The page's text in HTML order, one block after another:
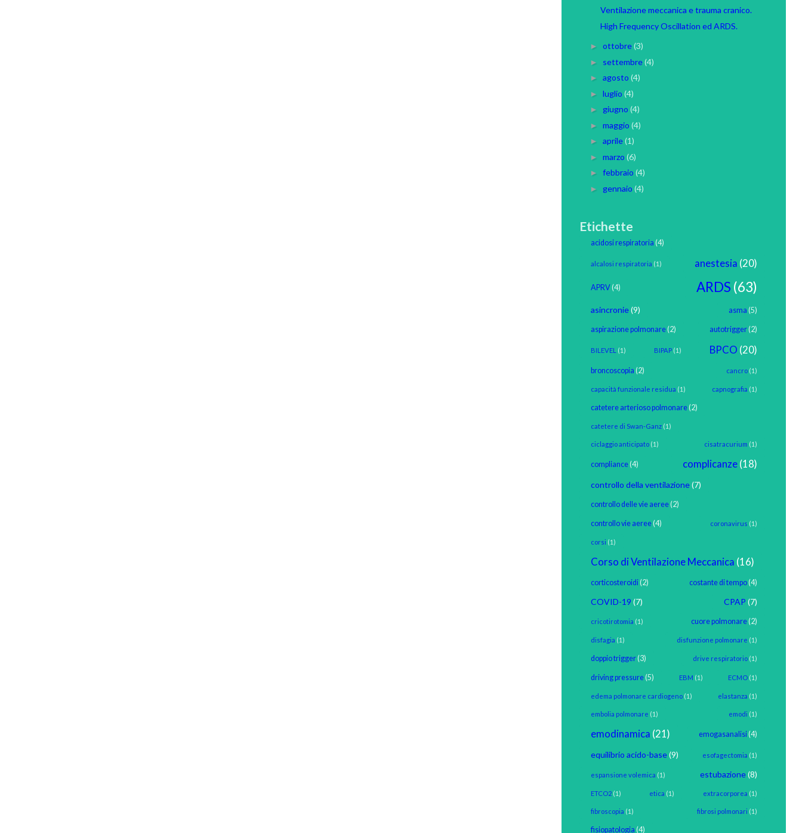
Ventilazione meccanica e trauma cranico.
High Frequency Oscillation ed ARDS.
► ottobre(3)
► settembre(4)
► agosto (4)
► luglio (4)
► giugno (4)
► maggio (4)
► aprile(1)
► marzo (6)
► febbraio (4)
► gennaio (4)
Etichette
acidosi respiratoria (4)
alcalosi respiratoria (1) anestesia (20)
APRV(4) ARDS (63)
asincronie(9) asma (5)
aspirazione polmonare(2) autotrigger(2)
BILEVEL (1) BIPAP (1) BPCO (20)
broncoscopia (2) cancro (1)
capacità funzionale residua (1) capnografia (1)
catetere arterioso polmonare(2)
catetere di Swan-Ganz (1)
ciclaggio anticipato (1) cisatracurium (1)
compliance(4) complicanze(18)
controllo della ventilazione(7)
controllo delle vie aeree(2)
controllo vie aeree(4) coronavirus (1)
corsi (1)
Corso di Ventilazione Meccanica (16)
corticosteroidi(2) costante di tempo(4)
COVID-19 (7) CPAP (7)
cricotirotomia (1) cuore polmonare(2)
disfagia (1) disfunzione polmonare (1)
doppio trigger(3) drive respiratorio (1)
driving pressure(5) EBM (1) ECMO (1)
edema polmonare cardiogeno (1) elastanza (1)
embolia polmonare (1) emodi (1)
emodinamica (21) emogasanalisi(4)
equilibrio acido-base(9) esofagectomia (1)
espansione volemica (1) estubazione(8)
ETCO2 (1) etica (1) extracorporea (1)
fibroscopia (1) fibrosi polmonari (1)
fisiopatologia (4)